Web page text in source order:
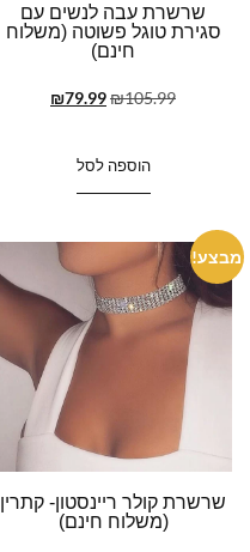
שרשרת עבה לנשים עם
סגירת טוגל פשוטה (משלוח
חינם)
₪105.99
₪79.99
הוספה לסל
מבצע!
שרשרת קולר ריינסטון- קתרין
(משלוח חינם)